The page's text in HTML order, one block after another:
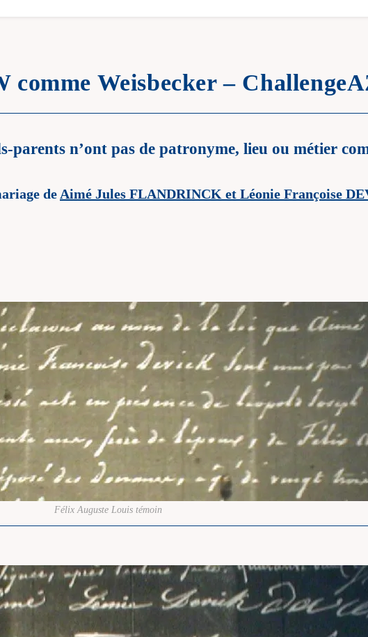
comme Weisbecker –
parents n’ont pas de patronyme, lieu ou métier
de Aimé Jules FLANDRINCK et Léonie Françoise
Félix Auguste Louis témoin